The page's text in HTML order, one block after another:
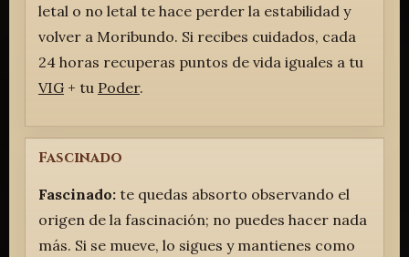
letal o no letal te hace perder la estabilidad y
volver a Moribundo. Si recibes cuidados, cada
24 horas recuperas puntos de vida iguales a tu
VIG+ tu Poder.
Fascinado
Fascinado:te quedas absorto observando el
origen de la fascinación; no puedes hacer nada
más. Si se mueve, lo sigues y mantienes como